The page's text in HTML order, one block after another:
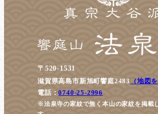
〒520-1531
滋賀県高島市新旭町饗庭2483
（地図
電話：0740-25-2996
※法泉寺の家紋で無く本山の家紋を掲載